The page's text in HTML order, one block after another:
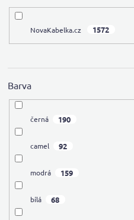
NovaKabelka.cz 1572
Barva
černá 190
camel 92
modrá 159
bílá 68